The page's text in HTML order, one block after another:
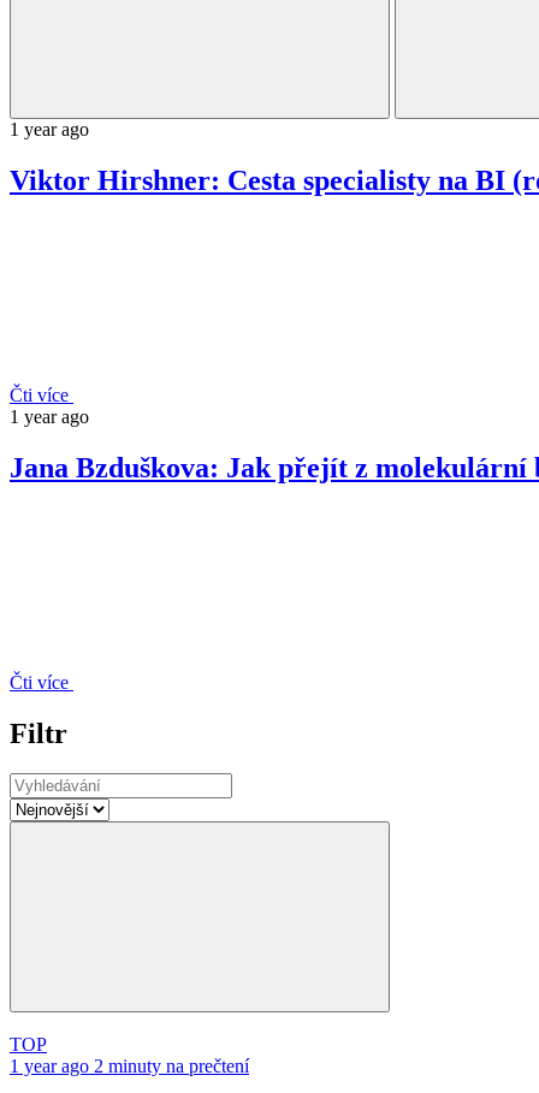
1 year ago
Viktor Hirshner: Cesta specialisty na BI
Čti více
1 year ago
Jana Bzduškova: Jak přejít z
Čti více
Filtr
TOP
1 year ago 2 minuty na prečtení